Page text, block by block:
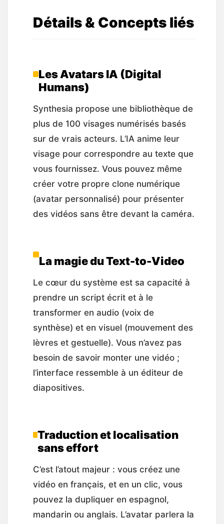
Détails & Concepts liés
Les Avatars IA (Digital
Humans)
Synthesia propose une bibliothèque de
plus de 100 visages numérisés basés
sur de vrais acteurs. L’IA anime leur
visage pour correspondre au texte que
vous fournissez. Vous pouvez même
créer votre propre clone numérique
(avatar personnalisé) pour présenter
des vidéos sans être devant la caméra.
La magie du Text-to-Video
Le cœur du système est sa capacité à
prendre un script écrit et à le
transformer en audio (voix de
synthèse) et en visuel (mouvement des
lèvres et gestuelle). Vous n’avez pas
besoin de savoir monter une vidéo ;
l’interface ressemble à un éditeur de
diapositives.
Traduction et localisation
sans effort
C’est l’atout majeur : vous créez une
vidéo en français, et en un clic, vous
pouvez la dupliquer en espagnol,
mandarin ou anglais. L’avatar parlera la